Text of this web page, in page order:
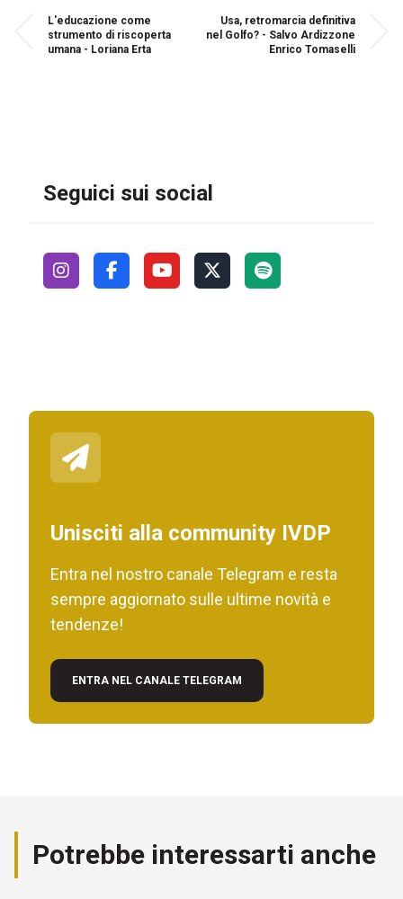
L'educazione come
strumento di riscoperta
umana - Loriana Erta
Usa, retromarcia definitiva
nel Golfo? - Salvo Ardizzone
Enrico Tomaselli
Seguici sui social
Unisciti alla community IVDP
Entra nel nostro canale Telegram e resta
sempre aggiornato sulle ultime novità e
tendenze!
ENTRA NEL CANALE TELEGRAM
Potrebbe interessarti anche